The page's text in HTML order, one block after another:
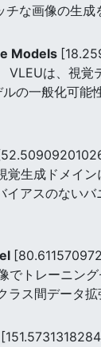
な画像の生成
Models
は、視覚
の一般化可能
生成ドメイ
アスのない
トレーニン
ス間データ拡